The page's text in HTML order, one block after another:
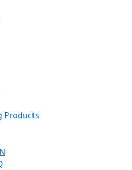
Products